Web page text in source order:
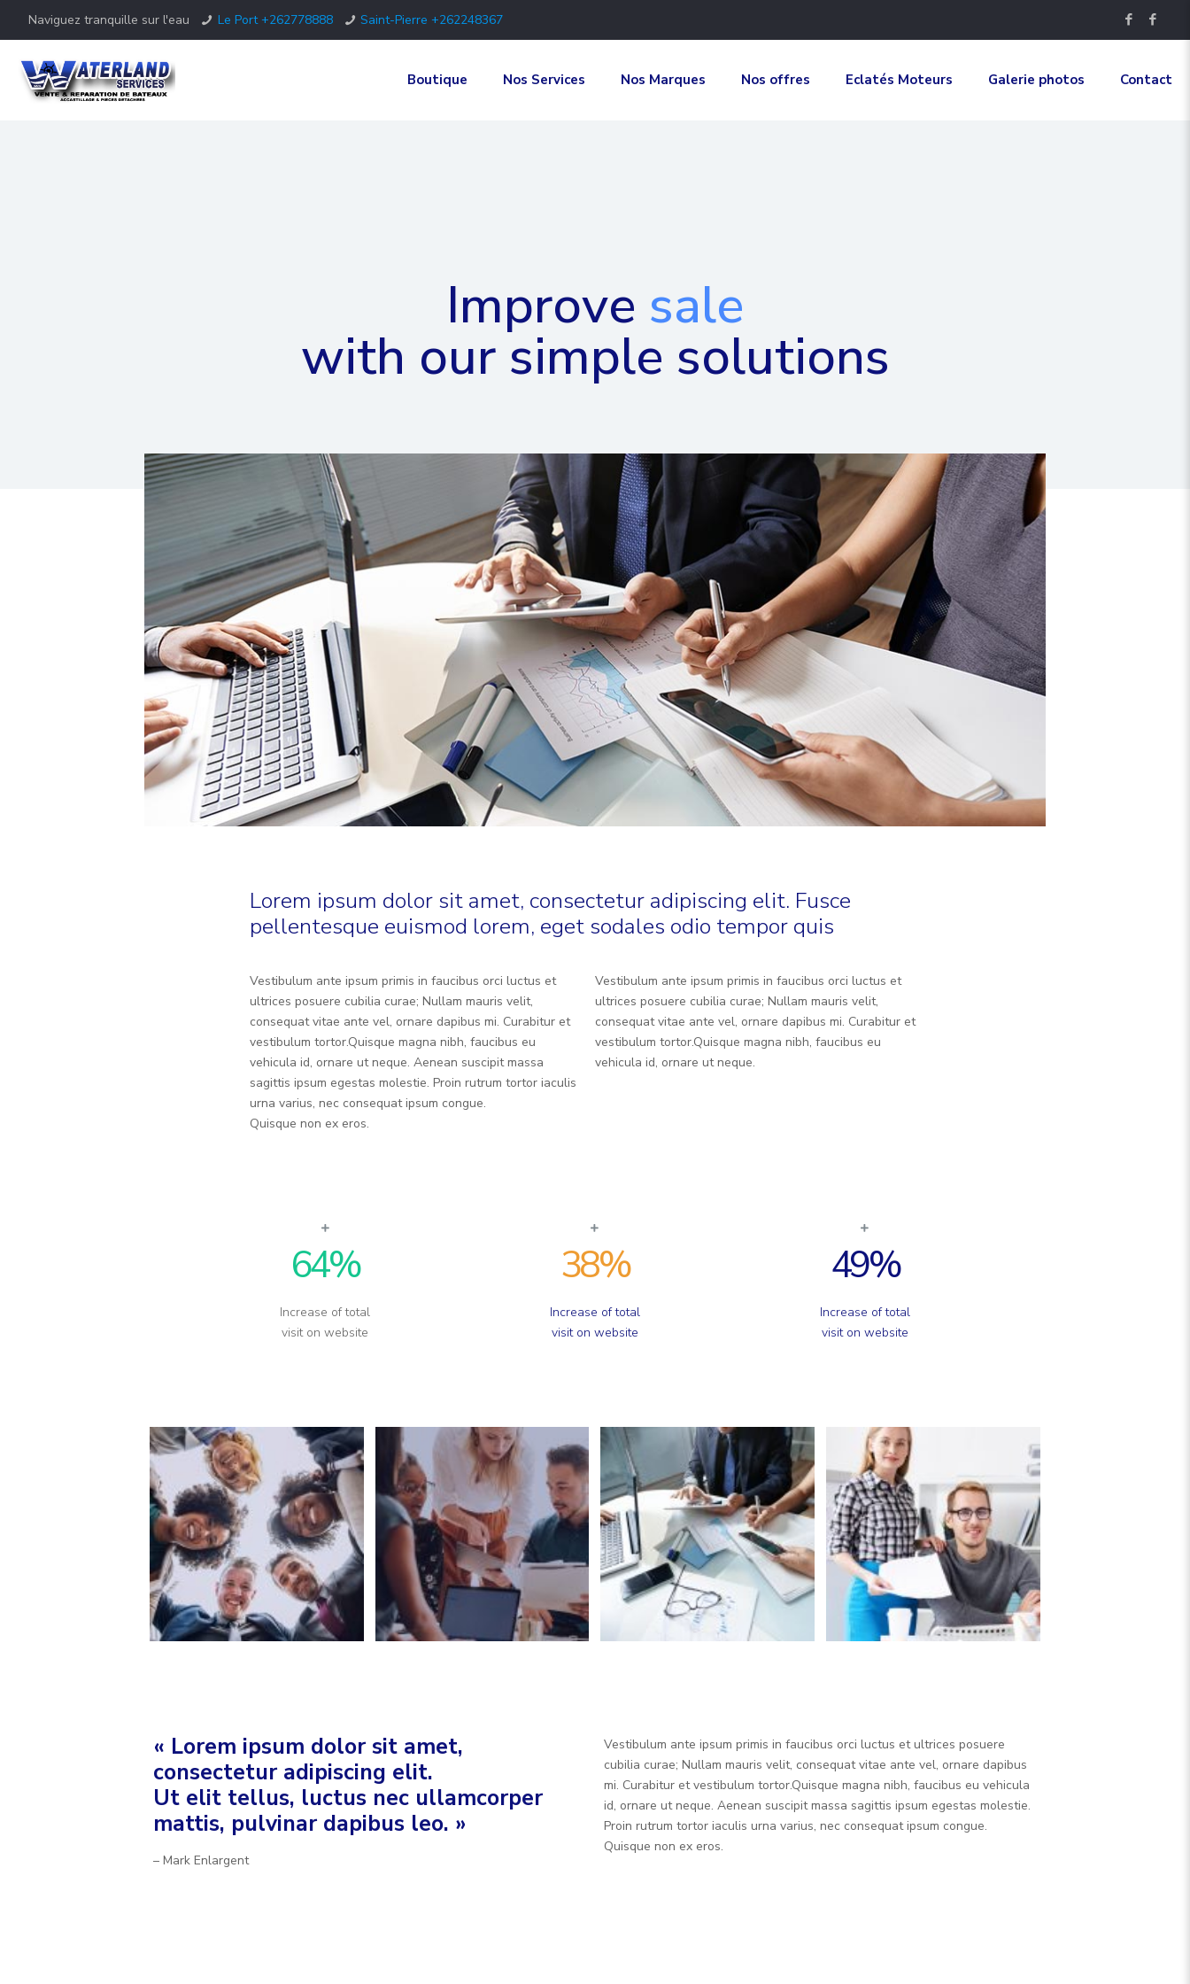
Naviguez tranquille sur l'eau Le Port +262778888 Saint-Pierre +262248367
Boutique Nos Services Nos Marques Nos offres Eclatés Moteurs Galerie photos Contact
Improve sale
with our simple solutions
Lorem ipsum dolor sit amet, consectetur adipiscing elit. Fusce
pellentesque euismod lorem, eget sodales odio tempor quis
Vestibulum ante ipsum primis in faucibus orci luctus et
ultrices posuere cubilia curae; Nullam mauris velit,
consequat vitae ante vel, ornare dapibus mi. Curabitur et
vestibulum tortor.Quisque magna nibh, faucibus eu
vehicula id, ornare ut neque. Aenean suscipit massa
sagittis ipsum egestas molestie. Proin rutrum tortor iaculis
urna varius, nec consequat ipsum congue.
Quisque non ex eros.
Vestibulum ante ipsum primis in faucibus orci luctus et
ultrices posuere cubilia curae; Nullam mauris velit,
consequat vitae ante vel, ornare dapibus mi. Curabitur et
vestibulum tortor.Quisque magna nibh, faucibus eu
vehicula id, ornare ut neque.
64%
Increase of total
visit on website
38%
Increase of total
visit on website
49%
Increase of total
visit on website
« Lorem ipsum dolor sit amet,
consectetur adipiscing elit.
Ut elit tellus, luctus nec ullamcorper
mattis, pulvinar dapibus leo. »
– Mark Enlargent
Vestibulum ante ipsum primis in faucibus orci luctus et ultrices posuere
cubilia curae; Nullam mauris velit, consequat vitae ante vel, ornare dapibus
mi. Curabitur et vestibulum tortor.Quisque magna nibh, faucibus eu vehicula
id, ornare ut neque. Aenean suscipit massa sagittis ipsum egestas molestie.
Proin rutrum tortor iaculis urna varius, nec consequat ipsum congue.
Quisque non ex eros.